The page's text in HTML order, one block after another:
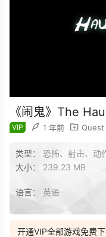
《闹鬼》The
VIP 1 年前 Quest
类型： 恐怖、射击、动
大小： 239.23 MB
语言： 英语
开通VIP全部游戏免费